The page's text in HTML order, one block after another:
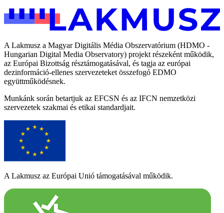
A Lakmusz a Magyar Digitális Média Obszervatórium (HDMO -
Hungarian Digital Media Observatory) projekt részeként működik,
az Európai Bizottság résztámogatásával, és tagja az európai
dezinformáció-ellenes szervezeteket összefogó EDMO
együttműködésnek.
Munkánk során betartjuk az EFCSN és az IFCN nemzetközi
szervezetek szakmai és etikai standardjait.
A Lakmusz az Európai Unió támogatásával működik.